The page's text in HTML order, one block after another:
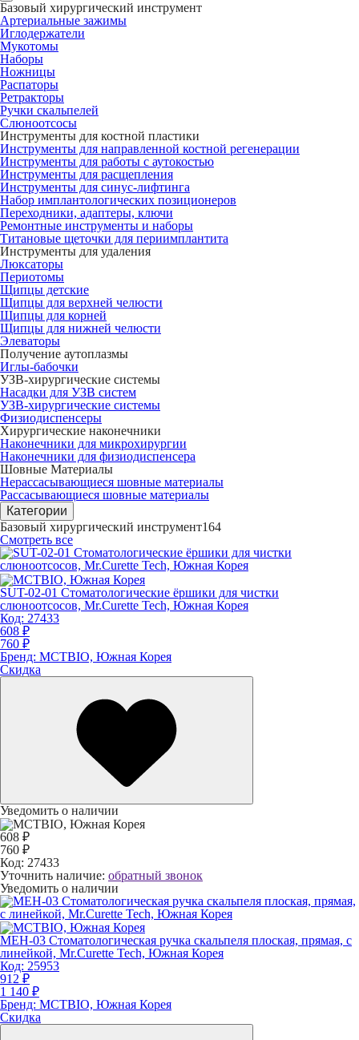
Базовый хирургический инструмент
Артериальные зажимы
Иглодержатели
Мукотомы
Наборы
Ножницы
Распаторы
Ретракторы
Ручки скальпелей
Слюноотсосы
Инструменты для костной пластики
Инструменты для направленной костной регенерации
Инструменты для работы с аутокостью
Инструменты для расщепления
Инструменты для синус-лифтинга
Набор имплантологических позиционеров
Переходники, адаптеры, ключи
Ремонтные инструменты и наборы
Титановые щеточки для периимплантита
Инструменты для удаления
Люксаторы
Периотомы
Щипцы детские
Щипцы для верхней челюсти
Щипцы для корней
Щипцы для нижней челюсти
Элеваторы
Получение аутоплазмы
Иглы-бабочки
УЗВ-хирургические системы
Насадки для УЗВ систем
УЗВ-хирургические системы
Физиодиспенсеры
Хирургические наконечники
Наконечники для микрохирургии
Наконечники для физиодиспенсера
Шовные Материалы
Нерассасывающиеся шовные материалы
Рассасывающиеся шовные материалы
Категории
Базовый хирургический инструмент164
Смотреть все
SUT-02-01 Стоматологические ёршики для чистки
слюноотсосов, Mr.Curette Tech, Южная Корея
Код: 27433
608 ₽
760 ₽
Бренд: MCTBIO, Южная Корея
Скидка
Уведомить о наличии
608 ₽
760 ₽
Код: 27433
Уточнить наличие: обратный звонок
Уведомить о наличии
MEH-03 Стоматологическая ручка скальпеля плоская, прямая, с
линейкой, Mr.Curette Tech, Южная Корея
Код: 25953
912 ₽
1 140 ₽
Бренд: MCTBIO, Южная Корея
Скидка